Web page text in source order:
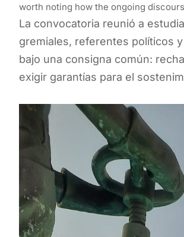
worth noting how the ongoing
La convocatoria reunió a
gremiales, referentes políticos
bajo una consigna común:
exigir garantías para el